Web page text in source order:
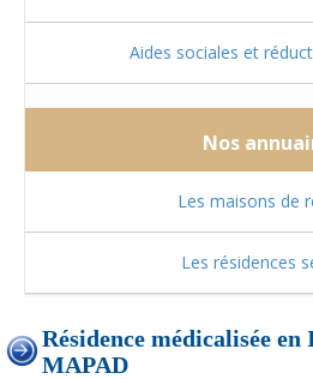
Aides sociales et
Nos
Les maisons de
Les résidences
Résidence médicalisée
MAPAD